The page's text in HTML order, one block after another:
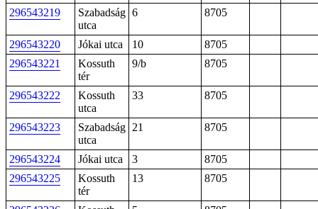
296543219
Szabadság
utca
6 8705
296543220 Jókai utca 10
8705
296543221
Kossuth
tér
9/b 8705
296543222
Kossuth
utca
33 8705
296543223
Szabadság
utca
21 8705
296543224 Jókai utca 3
8705
296543225
Kossuth
tér
13 8705